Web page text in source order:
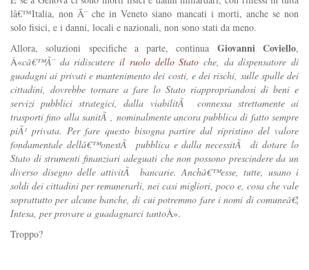
lâ€™Italia, non Ã¨ che in Veneto siano mancati i morti, anche se non
solo fisici, e i danni, locali e nazionali, non sono stati da meno.
Allora, soluzioni specifiche a parte, continua Giovanni Coviello,
Â«câ€™Ã¨ da ridiscutereil ruolo dello Stato che, da dispensatore di
guadagni ai privati e mantenimento dei costi, e dei rischi, sulle spalle dei
cittadini, dovrebbe tornare a fare lo Stato riappropriandosi di beni e
servizi pubblici strategici, dalla viabilitÃ connessa strettamente ai
trasporti fino alla sanitÃ , nominalmente ancora pubblica di fatto sempre
piÃ¹ privata. Per fare questo bisogna partire dal ripristino del valore
fondamentale dellâ€™onestÃ pubblica e dalla necessitÃ di dotare lo
Stato di strumenti finanziari adeguati che non possono prescindere da un
diverso disegno delle attivitÃ bancarie. Anchâ€™esse, tutte, usano i
soldi dei cittadini per remunerarli, nei casi migliori, poco e , cosa che vale
soprattutto per alcune banche, di cui potremmo fare i nomi di comuneâ€¦
Intesa , per provare a guadagnarci tantoÂ».
Troppo?